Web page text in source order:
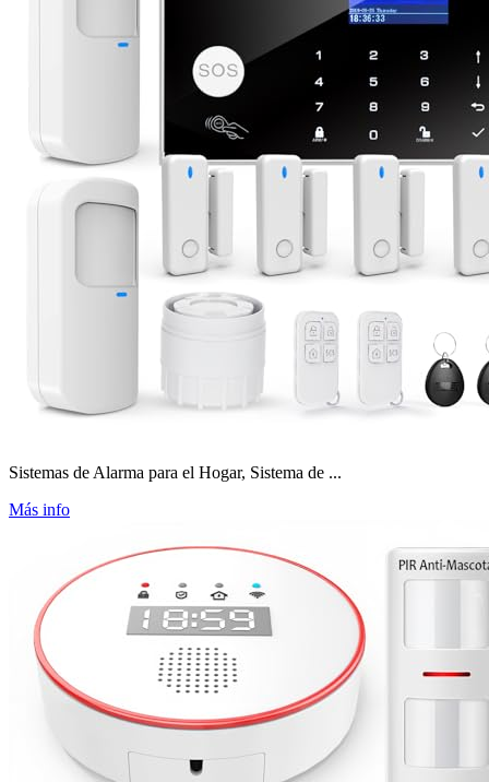
Sistemas de Alarma para el Hogar, Sistema de ...
Más info